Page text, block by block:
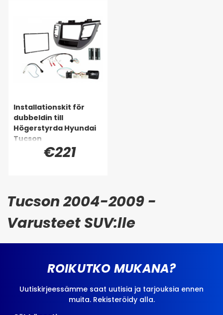
Installationskit för
dubbeldin till
Högerstyrda Hyundai
Tucson
€221
Tucson 2004-2009 -
Varusteet SUV:lle
ROIKUTKO MUKANA?
Uutiskirjeessämme saat uutisia ja tarjouksia ennen
muita. Rekisteröidy alla.